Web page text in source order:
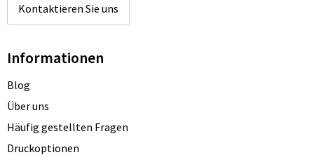
Kontaktieren Sie uns
Informationen
Blog
Über uns
Häufig gestellten Fragen
Druckoptionen